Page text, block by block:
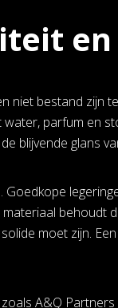
niet bestand zijn
parfum en
blijvende glans
behoudt
moet zijn.
A&Q Partners